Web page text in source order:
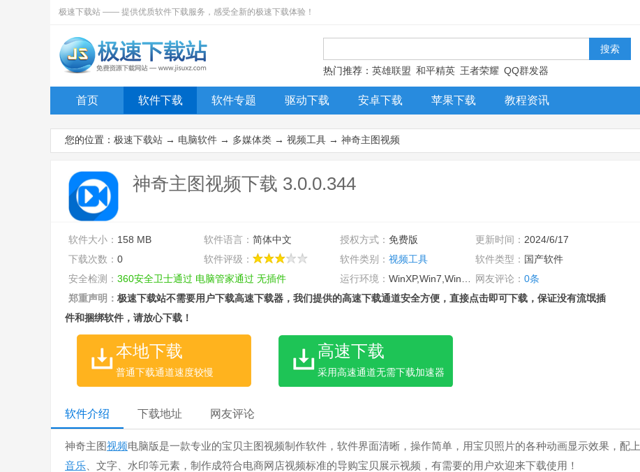
极速下载站 —— 提供优质软件下载服务，感受全新的极速下载体验！
热门推荐： 英雄联盟 和平精英 王者荣耀 QQ群发器
首页 软件下载 软件专题 驱动下载 安卓下载 苹果下载 教程资讯
您的位置： 极速下载站 → 电脑软件 → 多媒体类 → 视频工具 → 神奇主图视频
神奇主图视频下载 3.0.0.344
软件大小： 158 MB 软件语言：简体中文 授权方式： 免费版 更新时间： 2024/6/17
下载次数： 0 软件评级： 软件类别： 视频工具 软件类型： 国产软件
安全检测： 360安全卫士通过 电脑管家通过 无插件 运行环境： WinXP,Win7,Win8,Win10,WinAll 网友评论：0条
郑重声明： 极速下载站不需要用户下载高速下载器，我们提供的高速下载通道安全方便，直接点击即可下载，保证没有流氓插
件和捆绑软件，请放心下载！
本地下载
普通下载通道速度较慢
高速下载
采用高速通道无需下载加速器
软件介绍 下载地址 网友评论
神奇主图视频电脑版是一款专业的宝贝主图视频制作软件，软件界面清晰，操作简单，用宝贝照片的各种动画显示效果，配上
音乐 、文字、水印等元素，制作成符合电商网店视频标准的导购宝贝展示视频，有需要的用户欢迎来下载使用！